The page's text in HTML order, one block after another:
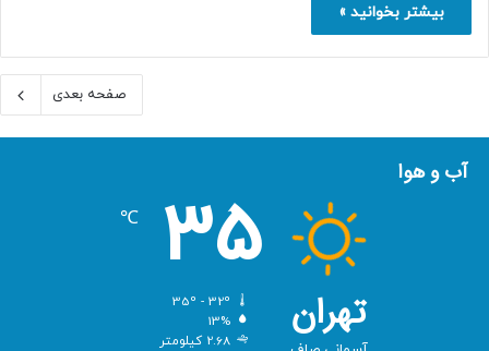
بیشتر بخوانید »
صفحه بعدی
آب و هوا
تهران
35
℃
13%
2.68 کیلومتر